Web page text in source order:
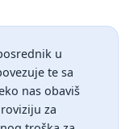
u
te sa
nas obaviš
za